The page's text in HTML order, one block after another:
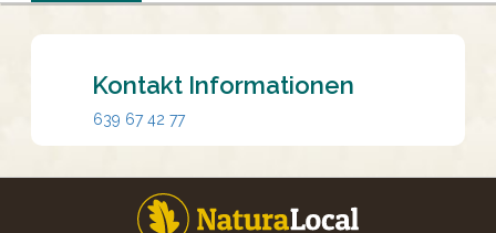
Kontakt Informationen
639 67 42 77